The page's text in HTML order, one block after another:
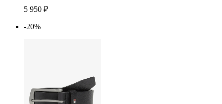
5 950 ₽
-20%